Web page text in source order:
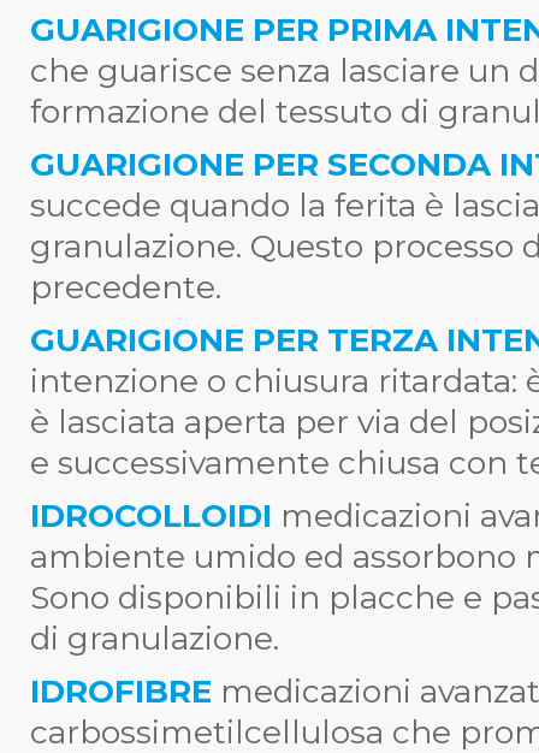
GUARIGIONE PER PRIMA
che guarisce senza lasciare un
formazione del tessuto di
GUARIGIONE PER SECONDA
succede quando la ferita è
granulazione. Questo
precedente.
GUARIGIONE PER TERZA
intenzione o chiusura ritardata:
è lasciata aperta per via del
e successivamente chiusa con
IDROCOLLOIDI medicazioni
ambiente umido ed assorbono
Sono disponibili in placche e
di granulazione.
IDROFIBRE medicazioni
carbossimetilcellulosa che